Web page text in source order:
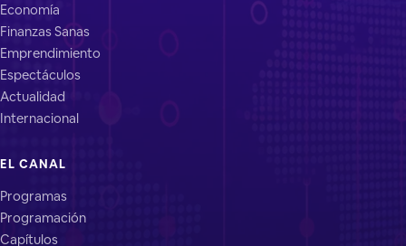
Economía
Finanzas Sanas
Emprendimiento
Espectáculos
Actualidad
Internacional
EL CANAL
Programas
Programación
Capítulos